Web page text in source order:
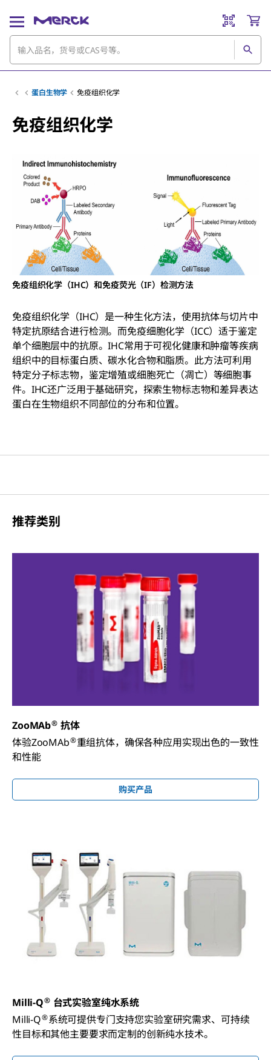
蛋白生物学 免疫组织化学
免疫组织化学
免疫组织化学（IHC）和免疫荧光（IF）检测方法
免疫组织化学（IHC）是一种生化方法，使用抗体与切片中
特定抗原结合进行检测。而免疫细胞化学（ICC）适于鉴定
单个细胞层中的抗原。IHC常用于可视化健康和肿瘤等疾病
组织中的目标蛋白质、碳水化合物和脂质。此方法可利用
特定分子标志物，鉴定增殖或细胞死亡（凋亡）等细胞事
件。IHC还广泛用于基础研究，探索生物标志物和差异表达
蛋白在生物组织不同部位的分布和位置。
推荐类别
ZooMAb® 抗体
体验ZooMAb®重组抗体，确保各种应用实现出色的一致性
和性能
购买产品
Milli-Q® 台式实验室纯水系统
Milli-Q®系统可提供专门支持您实验室研究需求、可持续
性目标和其他主要要求而定制的创新纯水技术。